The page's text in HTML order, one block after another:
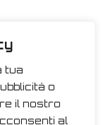
tua
o
il nostro
al